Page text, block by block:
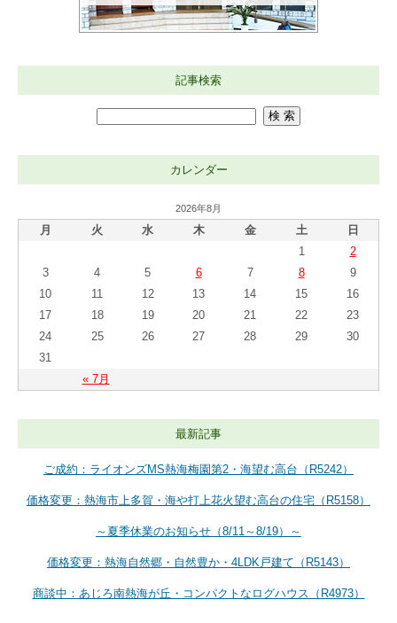
記事検索
カレンダー
2026年8月
月 火 水 木 金 土 日
« 7月
1
2
3
4 5 6 7 8
9
10
11 12 13 14 15
16
17
18 19 20 21 22
23
24
25 26 27 28 29
30
31
最新記事
ご成約：ライオンズMS熱海梅園第2・海望む高台（R5242）
価格変更：熱海市上多賀・海や打上花火望む高台の住宅（R5158）
～夏季休業のお知らせ（8/11～8/19）～
価格変更：熱海自然郷・自然豊か・4LDK戸建て（R5143）
商談中：あじろ南熱海が丘・コンパクトなログハウス（R4973）